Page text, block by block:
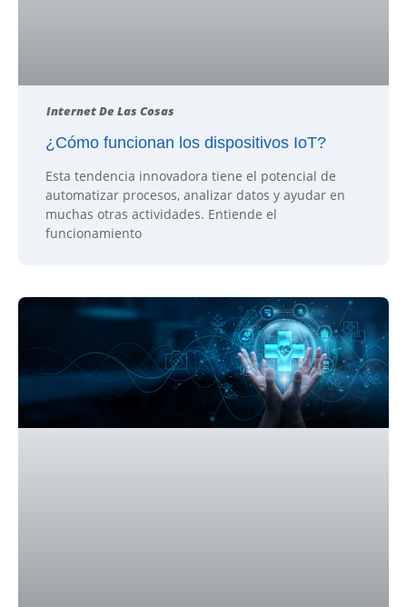
Internet De Las Cosas
¿Cómo funcionan los dispositivos IoT?
Esta tendencia innovadora tiene el potencial de
automatizar procesos, analizar datos y ayudar en
muchas otras actividades. Entiende el
funcionamiento